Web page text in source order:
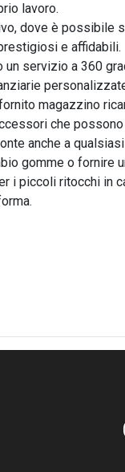
lavoro.
dove è possibile
e affidabili.
servizio a 360
magazzino
che
anche a
gomme o fornire
i piccoli ritocchi in